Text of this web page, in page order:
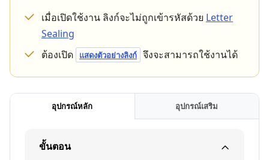
เมื่อเปิดใช้งาน ลิงก์จะไม่ถูกเข้ารหัสด้วย Letter
Sealing
ต้องเปิด
แสดงตัวอย่างลิงก์ จึงจะสามารถใช้งานได้
อุปกรณ์หลัก อุปกรณ์เสริม
ขั้นตอน